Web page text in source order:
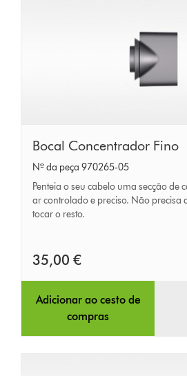
Bocal
Concentrador
Fino
Bocal Concentrador Fino
Nº da peça 970265-05
Penteia o seu cabelo uma secção de
ar controlado e preciso. Não precisa
tocar o resto.
35,00 €
Adicionar ao cesto de
compras